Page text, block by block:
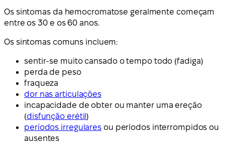
Os sintomas da hemocromatose geralmente começam
entre os 30 e os 60 anos.
Os sintomas comuns incluem:
sentir-se muito cansado o tempo todo (fadiga)
perda de peso
fraqueza
dor nas articulações
incapacidade de obter ou manter uma ereção
(disfunção erétil)
períodos irregulares ou períodos interrompidos ou
ausentes